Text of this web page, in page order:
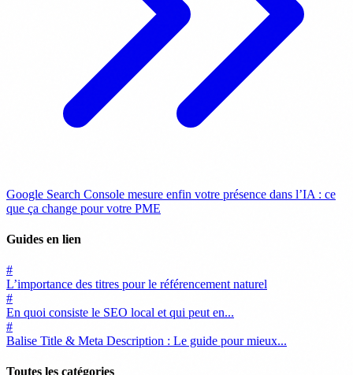
Google Search Console mesure enfin votre présence dans l’IA : ce
que ça change pour votre PME
Guides en lien
#
L’importance des titres pour le référencement naturel
#
En quoi consiste le SEO local et qui peut en...
#
Balise Title & Meta Description : Le guide pour mieux...
Toutes les catégories